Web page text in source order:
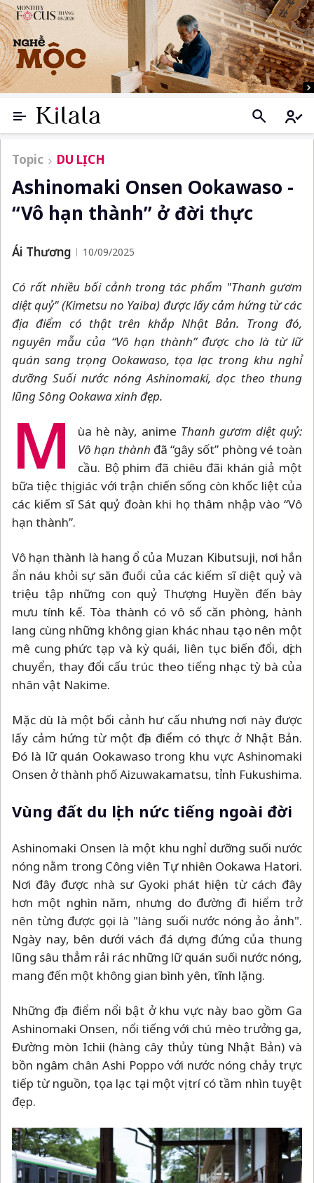
Topic DU LỊCH
Ashinomaki Onsen Ookawaso -
“Vô hạn thành” ở đời thực
Ái Thương 10/09/2025
Có rất nhiều bối cảnh trong tác phẩm "Thanh gươm
diệt quỷ" (Kimetsu no Yaiba) được lấy cảm hứng từ các
địa điểm có thật trên khắp Nhật Bản. Trong đó,
nguyên mẫu của “Vô hạn thành” được cho là từ lữ
quán sang trọng Ookawaso, tọa lạc trong khu nghỉ
dưỡng Suối nước nóng Ashinomaki, dọc theo thung
lũng Sông Ookawa xinh đẹp.
M ùa hè này, anime Thanh gươm diệt quỷ:
Vô hạn thành đã “gây sốt” phòng vé toàn
cầu. Bộ phim đã chiêu đãi khán giả một
bữa tiệc thị giác với trận chiến sống còn khốc liệt của
các kiếm sĩ Sát quỷ đoàn khi họ thâm nhập vào “Vô
hạn thành”.
Vô hạn thành là hang ổ của Muzan Kibutsuji, nơi hắn
ẩn náu khỏi sự săn đuổi của các kiếm sĩ diệt quỷ và
triệu tập những con quỷ Thượng Huyền đến bày
mưu tính kế. Tòa thành có vô số căn phòng, hành
lang cùng những không gian khác nhau tạo nên một
mê cung phức tạp và kỳ quái, liên tục biến đổi, dịch
chuyển, thay đổi cấu trúc theo tiếng nhạc tỳ bà của
nhân vật Nakime.
Mặc dù là một bối cảnh hư cấu nhưng nơi này được
lấy cảm hứng từ một địa điểm có thực ở Nhật Bản.
Đó là lữ quán Ookawaso trong khu vực Ashinomaki
Onsen ở thành phố Aizuwakamatsu, tỉnh Fukushima.
Vùng đất du lịch nức tiếng ngoài đời
Ashinomaki Onsen là một khu nghỉ dưỡng suối nước
nóng nằm trong Công viên Tự nhiên Ookawa Hatori.
Nơi đây được nhà sư Gyoki phát hiện từ cách đây
hơn một nghìn năm, nhưng do đường đi hiểm trở
nên từng được gọi là "làng suối nước nóng ảo ảnh".
Ngày nay, bên dưới vách đá dựng đứng của thung
lũng sâu thẳm rải rác những lữ quán suối nước nóng,
mang đến một không gian bình yên, tĩnh lặng.
Những địa điểm nổi bật ở khu vực này bao gồm Ga
Ashinomaki Onsen, nổi tiếng với chú mèo trưởng ga,
Đường mòn Ichii (hàng cây thủy tùng Nhật Bản) và
bồn ngâm chân Ashi Poppo với nước nóng chảy trực
tiếp từ nguồn, tọa lạc tại một vị trí có tầm nhìn tuyệt
đẹp.